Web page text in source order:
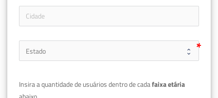
Insira a quantidade de usuários dentro de cada